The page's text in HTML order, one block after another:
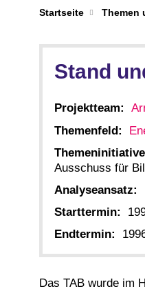
Startseite Themen
Stand
Projektteam:
Themenfeld:
Ausschuss für
Analyseansatz:
Starttermin:
Endtermin:
Das TAB wurde im